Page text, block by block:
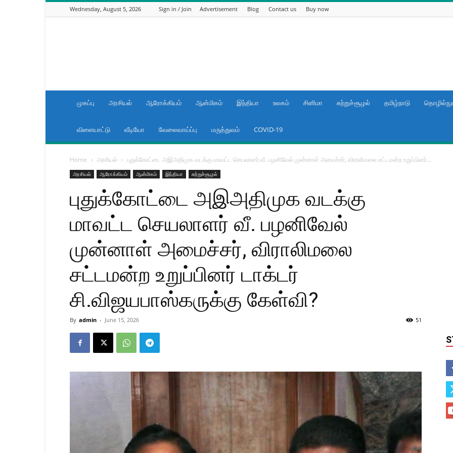
Wednesday, August 5, 2026 Sign in / Join Advertisement Blog Contact us Buy now
முகப்பு அரசியல் ஆரோக்கியம் ஆன்மிகம் இந்தியா உலகம் சினிமா சுற்றுச்சூழல் தமிழ்நாடு
விளையாட்டு வீடியோ வேலைவாய்ப்பு மருத்துவம் COVID-19
Home அரசியல் புதுக்கோட்டை அஇஅதிமுக வடக்கு மாவட்ட செயலாளர் வீ. பழனிவேல் முன்னாள் அமைச்சர், விராலிமலை சட்டமன்ற உறுப்பினர்...
அரசியல் ஆரோக்கியம் ஆன்மிகம் இந்தியா சுற்றுச்சூழல்
புதுக்கோட்டை அஇஅதிமுக வடக்கு
மாவட்ட செயலாளர் வீ. பழனிவேல்
முன்னாள் அமைச்சர், விராலிமலை
சட்டமன்ற உறுப்பினர் டாக்டர்
சி.விஜயபாஸ்கருக்கு கேள்வி?
By admin - June 15, 2026 51